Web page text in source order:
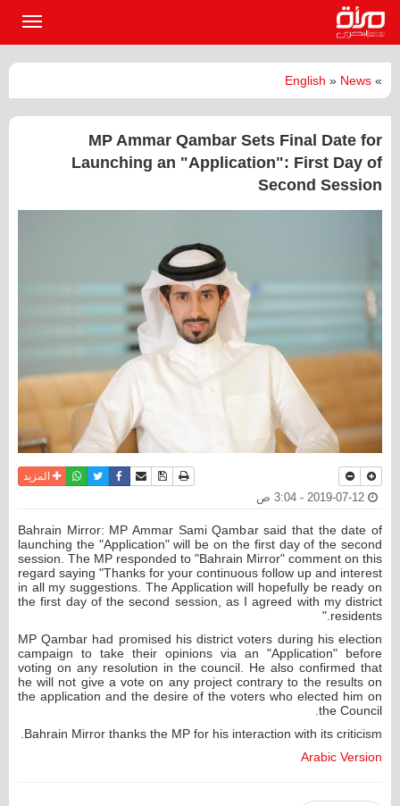
»
English » News
MP Ammar Qambar Sets Final Date for
Launching an "Application": First Day of
Second Session
نسخة للطباعة
حفظ الموضوع
أرسل الى صديق
فيسبوكتويترواتسابالمزيد
Bahrain Mirror: MP Ammar Sami Qambar said that the date of
launching the "Application" will be on the first day of the second
session. The MP responded to "Bahrain Mirror" comment on this
regard saying "Thanks for your continuous follow up and interest
in all my suggestions. The Application will hopefully be ready on
the first day of the second session, as I agreed with my district
residents."
MP Qambar had promised his district voters during his election
campaign to take their opinions via an "Application" before
voting on any resolution in the council. He also confirmed that
he will not give a vote on any project contrary to the results on
the application and the desire of the voters who elected him on
the Council.
Bahrain Mirror thanks the MP for his interaction with its criticism.
Arabic Version